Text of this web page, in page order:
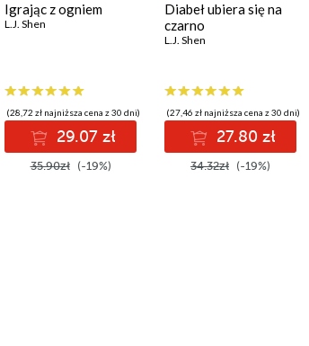
Igrając z ogniem
L.J. Shen
(28,72 zł najniższa cena z 30 dni)
29.07 zł
35.90zł (-19%)
Diabeł ubiera się na
czarno
L.J. Shen
(27,46 zł najniższa cena z 30 dni)
27.80 zł
34.32zł (-19%)